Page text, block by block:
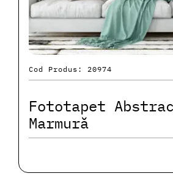
Cod Produs: 20974
Fototapet
Marmură